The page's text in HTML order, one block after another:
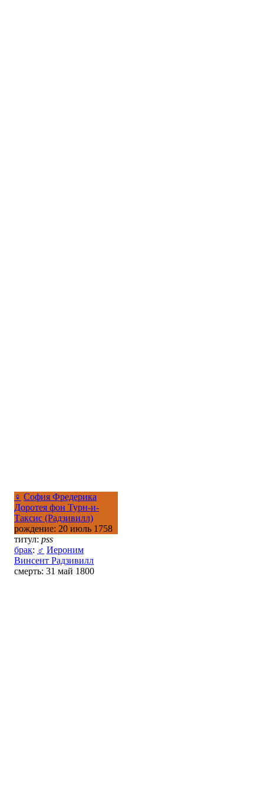
♀ София Фредерика
Доротея фон Турн-и-
Таксис (Радзивилл)
рождение: 20 июль 1758
титул: pss
брак: ♂ Иероним
Винсент Радзивилл
смерть: 31 май 1800